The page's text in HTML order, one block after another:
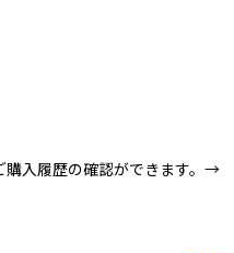
購入履歴の確認ができます。→